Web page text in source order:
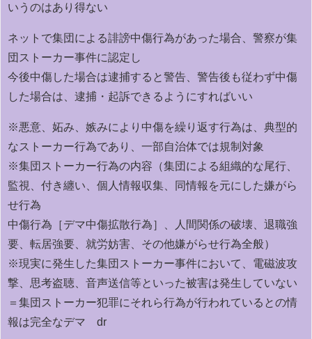
いうのはあり得ない
ネットで集団による誹謗中傷行為があった場合、警察が集
団ストーカー事件に認定し
今後中傷した場合は逮捕すると警告、警告後も従わず中傷
した場合は、逮捕・起訴できるようにすればいい
※悪意、妬み、嫉みにより中傷を繰り返す行為は、典型的
なストーカー行為であり、一部自治体では規制対象
※集団ストーカー行為の内容（集団による組織的な尾行、
監視、付き纏い、個人情報収集、同情報を元にした嫌がら
せ行為
中傷行為［デマ中傷拡散行為］、人間関係の破壊、退職強
要、転居強要、就労妨害、その他嫌がらせ行為全般）
※現実に発生した集団ストーカー事件において、電磁波攻
撃、思考盗聴、音声送信等といった被害は発生していない
＝集団ストーカー犯罪にそれら行為が行われているとの情
報は完全なデマ dr